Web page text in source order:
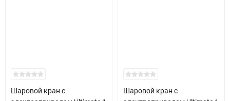
Шаровой кран с
Шаровой кран с